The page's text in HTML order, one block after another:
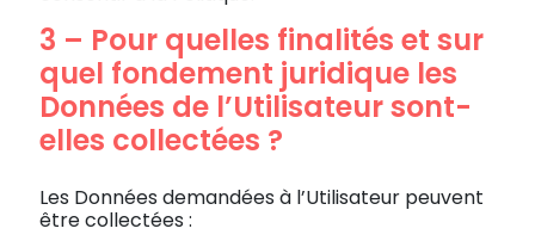
3 – Pour quelles finalités et sur
quel fondement juridique les
Données de l’Utilisateur sont-
elles collectées ?
Les Données demandées à l’Utilisateur peuvent
être collectées :